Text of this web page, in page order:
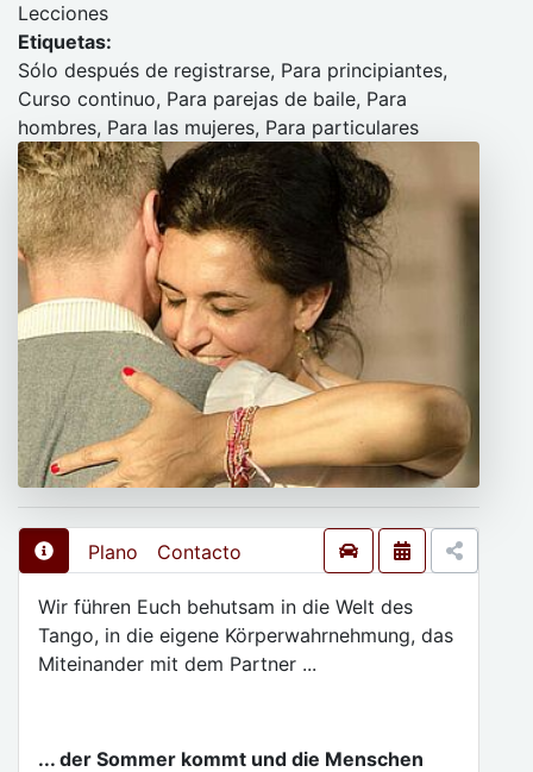
Lecciones
Etiquetas:
Sólo después de registrarse, Para principiantes,
Curso continuo, Para parejas de baile, Para
hombres, Para las mujeres, Para particulares
Plano Contacto
Wir führen Euch behutsam in die Welt des
Tango, in die eigene Körperwahrnehmung, das
Miteinander mit dem Partner ...
... der Sommer kommt und die Menschen